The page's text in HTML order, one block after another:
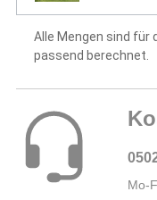
Alle Mengen sind für
passend berechnet.
Mo-